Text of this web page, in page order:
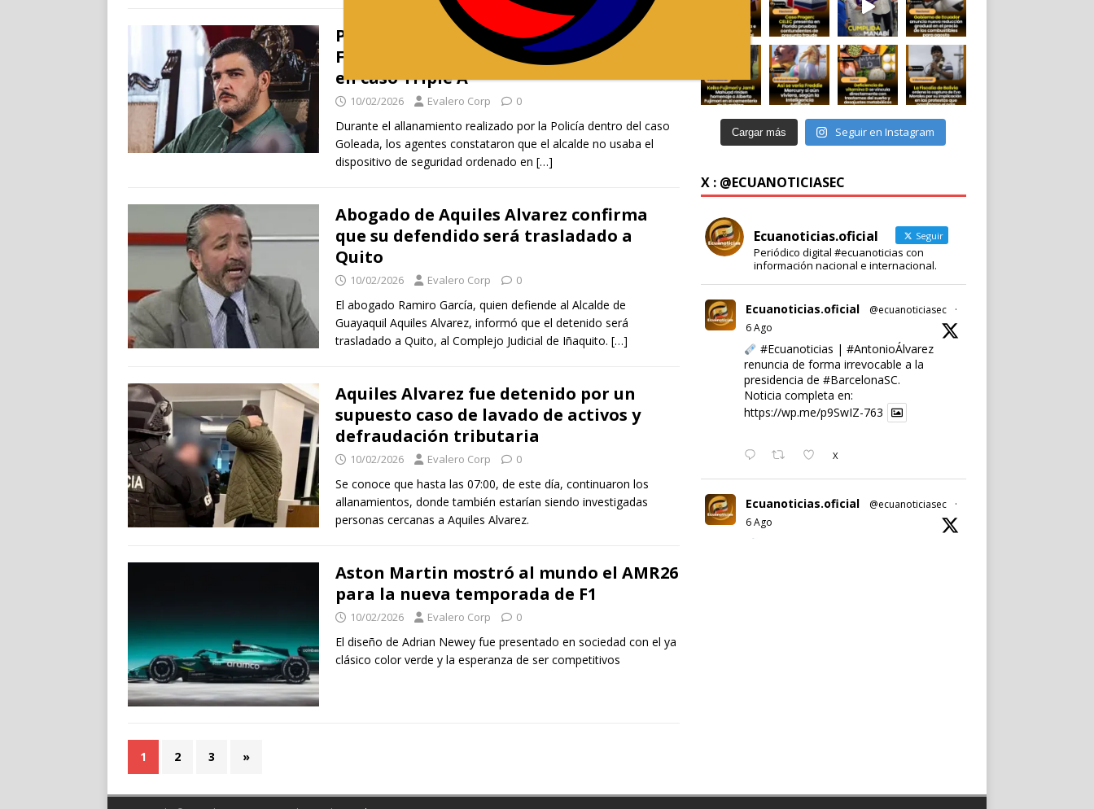
Por no llevar el grillete electrónico,
Fiscalía pedirá prisión de Aquiles Alvarez
en caso Triple A
10/02/2026 Evalero Corp 0
Durante el allanamiento realizado por la Policía dentro del caso
Goleada, los agentes constataron que el alcalde no usaba el
dispositivo de seguridad ordenado en […]
Abogado de Aquiles Alvarez confirma
que su defendido será trasladado a
Quito
10/02/2026 Evalero Corp 0
El abogado Ramiro García, quien defiende al Alcalde de
Guayaquil Aquiles Alvarez, informó que el detenido será
trasladado a Quito, al Complejo Judicial de Iñaquito. […]
Aquiles Alvarez fue detenido por un
supuesto caso de lavado de activos y
defraudación tributaria
10/02/2026 Evalero Corp 0
Se conoce que hasta las 07:00, de este día, continuaron los
allanamientos, donde también estarían siendo investigadas
personas cercanas a Aquiles Alvarez.
Aston Martin mostró al mundo el AMR26
para la nueva temporada de F1
10/02/2026 Evalero Corp 0
El diseño de Adrian Newey fue presentado en sociedad con el ya
clásico color verde y la esperanza de ser competitivos
1 2 3 »
Cargar más Seguir en Instagram
X : @ECUANOTICIASEC
Ecuanoticias.oficial Seguir
Periódico digital #ecuanoticias con
información nacional e internacional.
Ecuanoticias.oficial @ecuanoticiasec
·
6 Ago
#Ecuanoticias | #AntonioÁlvarez
renuncia de forma irrevocable a la
presidencia de #BarcelonaSC.
Noticia completa en:
https://wp.me/p9SwIZ-763
X
Ecuanoticias.oficial @ecuanoticiasec
·
6 Ago